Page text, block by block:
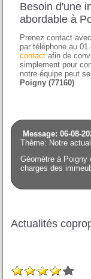
Besoin d'une
abordable à
Prenez contact
par téléphone au
contact afin de
simplement pour
notre équipe peut
Poigny (77160)
Message: 06-08-
Thème: Notre
Géomètre à
charges des
Actualités